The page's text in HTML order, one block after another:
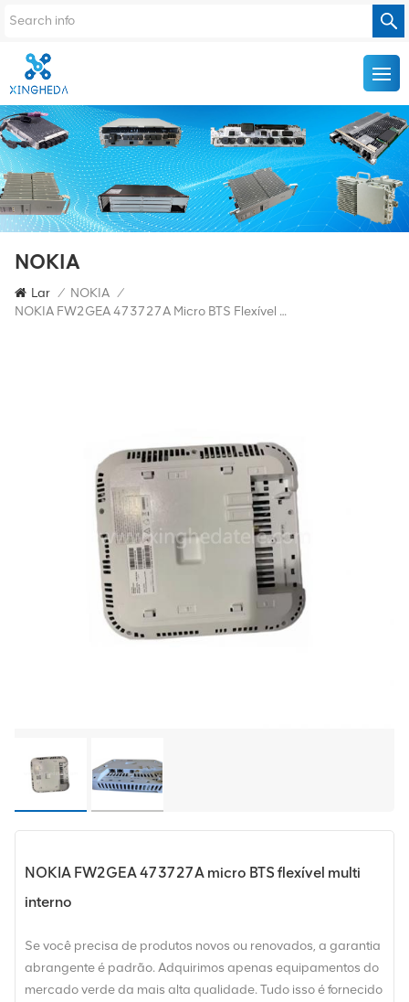
NOKIA
Lar / NOKIA /
NOKIA FW2GEA 473727A Micro BTS Flexível Multi Interno
NOKIA FW2GEA 473727A micro BTS flexível multi
interno
Se você precisa de produtos novos ou renovados, a garantia
abrangente é padrão. Adquirimos apenas equipamentos do
mercado verde da mais alta qualidade. Tudo isso é fornecido